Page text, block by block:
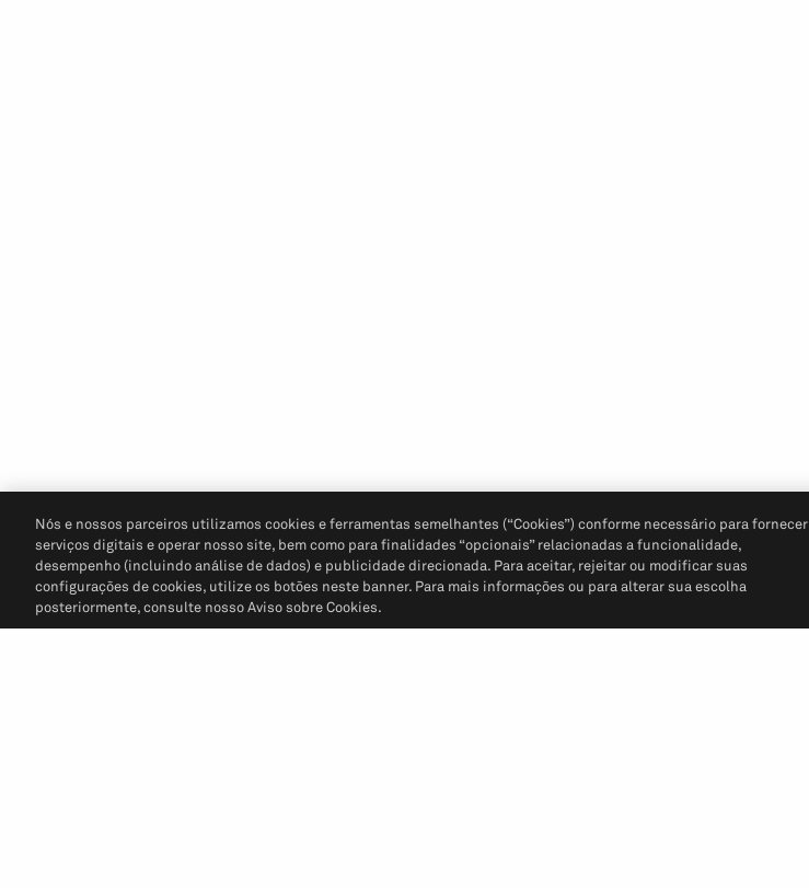
Nós e nossos parceiros utilizamos cookies e ferramentas semelhantes (“Cookies”) conforme necessário para fornecer
serviços digitais e operar nosso site, bem como para finalidades “opcionais” relacionadas a funcionalidade,
desempenho (incluindo análise de dados) e publicidade direcionada. Para aceitar, rejeitar ou modificar suas
configurações de cookies, utilize os botões neste banner. Para mais informações ou para alterar sua escolha
posteriormente, consulte nosso Aviso sobre Cookies.